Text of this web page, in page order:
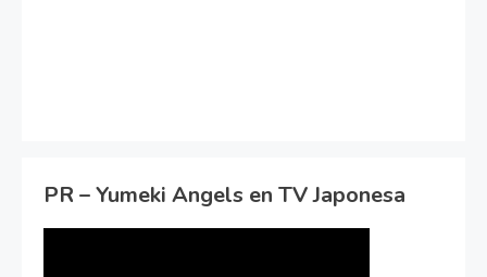
PR – Yumeki Angels en TV Japonesa